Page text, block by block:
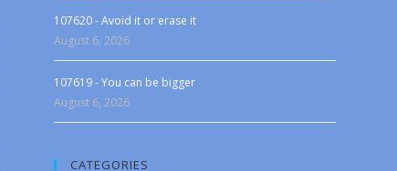
107620 - Avoid it or erase it
August 6, 2026
107619 - You can be bigger
August 6, 2026
CATEGORIES